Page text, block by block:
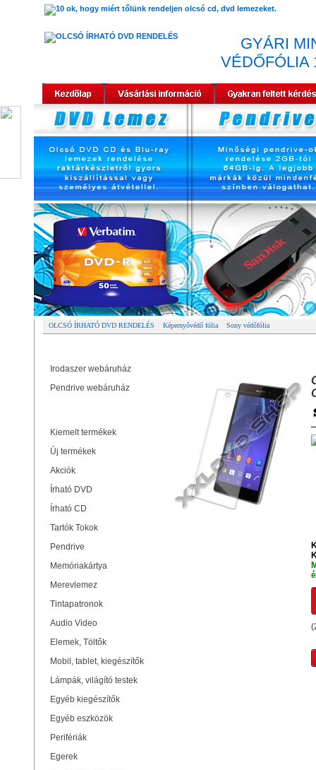
GYÁRI
VÉDŐFÓLIA
OLCSÓ ÍRHATÓ DVD RENDELÉS Képernyővédő fólia Sony védőfólia
Irodaszer webáruház
Pendrive webáruház
Kiemelt termékek
Új termékek
Akciók
Írható DVD
Írható CD
Tartók Tokok
Pendrive
Memóriakártya
Merevlemez
Tintapatronok
Audio Video
Elemek, Töltők
Mobil, tablet, kiegészítők
Lámpák, világító testek
Egyéb kiegészítők
Egyéb eszközök
Perifériák
Egerek